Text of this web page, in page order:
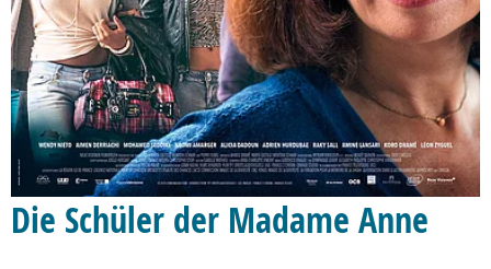
Die Schüler der Madame Anne